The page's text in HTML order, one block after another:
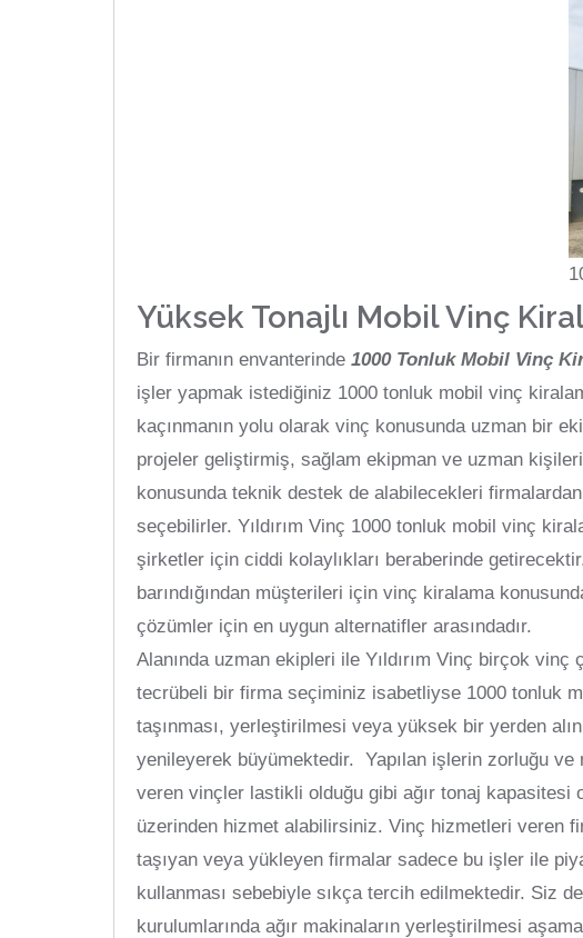
Yüksek Tonajlı Mobil Vinç
Bir firmanın envanterinde 1000 Tonluk Mobil Vinç
işler yapmak istediğiniz 1000 tonluk mobil vinç
kaçınmanın yolu olarak vinç konusunda uzman bir
projeler geliştirmiş, sağlam ekipman ve uzman
konusunda teknik destek de alabilecekleri
seçebilirler. Yıldırım Vinç 1000 tonluk mobil vinç
şirketler için ciddi kolaylıkları beraberinde
barındığından müşterileri için vinç kiralama
çözümler için en uygun alternatifler arasındadır.
Alanında uzman ekipleri ile Yıldırım Vinç birçok
tecrübeli bir firma seçiminiz isabetliyse 1000 tonluk
taşınması, yerleştirilmesi veya yüksek bir yerden
yenileyerek büyümektedir. Yapılan işlerin zorluğu
veren vinçler lastikli olduğu gibi ağır tonaj kapasitesi
üzerinden hizmet alabilirsiniz. Vinç hizmetleri veren
taşıyan veya yükleyen firmalar sadece bu işler ile
kullanması sebebiyle sıkça tercih edilmektedir. Siz
kurulumlarında ağır makinaların yerleştirilmesi